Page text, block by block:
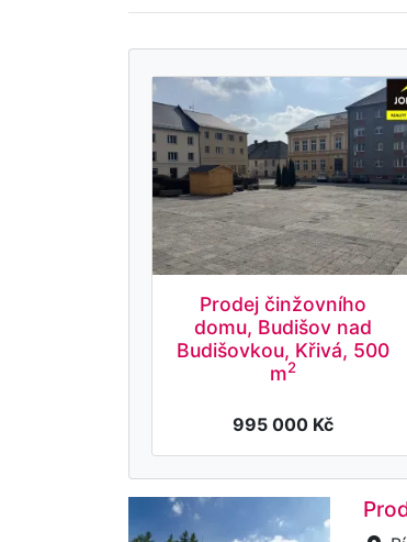
Prodej činžovního
domu, Budišov nad
Budišovkou, Křivá, 500
m2
995 000 Kč